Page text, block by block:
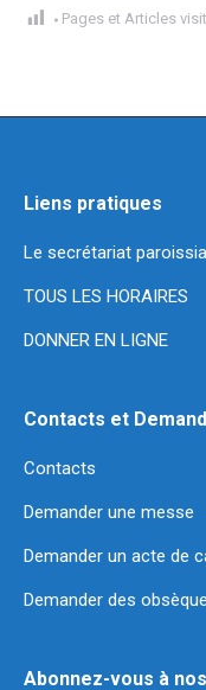
Pages et Articles
Liens pratiques
Le secrétariat
TOUS LES HORAIRES
DONNER EN LIGNE
Contacts et
Contacts
Demander une messe
Demander un acte de
Demander des
Abonnez-vous à